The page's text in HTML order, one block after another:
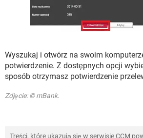
Wyszukaj i otwórz na swoim
potwierdzenie. Z dostępnych opcji
sposób otrzymasz potwierdzenie
Zdjęcie: © mBank.
Treści, które ukazują się w serwisie CCM